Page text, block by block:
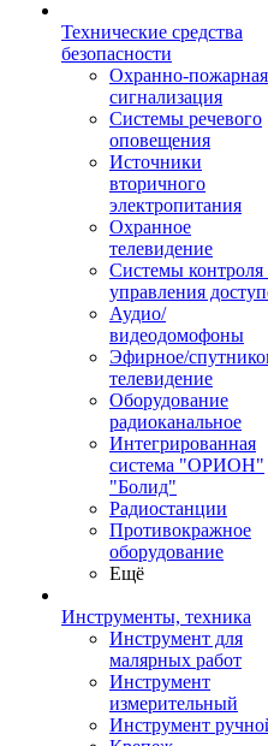
Технические средства
безопасности
Охранно-пожарная
сигнализация
Системы речевого
оповещения
Источники
вторичного
электропитания
Охранное
телевидение
Системы контроля
управления
Аудио/
видеодомофоны
Эфирное/
телевидение
Оборудование
радиоканальное
Интегрированная
система "ОРИОН"
"Болид"
Радиостанции
Противокражное
оборудование
Ещё
Инструменты, техника
Инструмент для
малярных работ
Инструмент
измерительный
Инструмент